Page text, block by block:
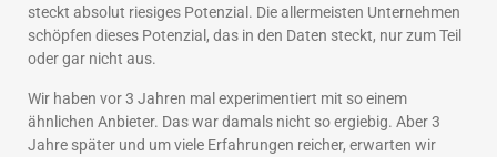
steckt absolut riesiges Potenzial. Die allermeisten Unternehmen
schöpfen dieses Potenzial, das in den Daten steckt, nur zum Teil
oder gar nicht aus.
Wir haben vor 3 Jahren mal experimentiert mit so einem
ähnlichen Anbieter. Das war damals nicht so ergiebig. Aber 3
Jahre später und um viele Erfahrungen reicher, erwarten wir